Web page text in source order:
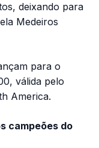
deixando para
Medeiros
para o
válida pelo
America.
campeões do